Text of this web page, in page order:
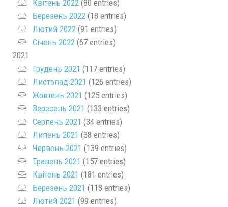
Квітень 2022 (80 entries)
Березень 2022 (18 entries)
Лютий 2022 (91 entries)
Січень 2022 (67 entries)
2021
Грудень 2021 (117 entries)
Листопад 2021 (126 entries)
Жовтень 2021 (125 entries)
Вересень 2021 (133 entries)
Серпень 2021 (34 entries)
Липень 2021 (38 entries)
Червень 2021 (139 entries)
Травень 2021 (157 entries)
Квітень 2021 (181 entries)
Березень 2021 (118 entries)
Лютий 2021 (99 entries)